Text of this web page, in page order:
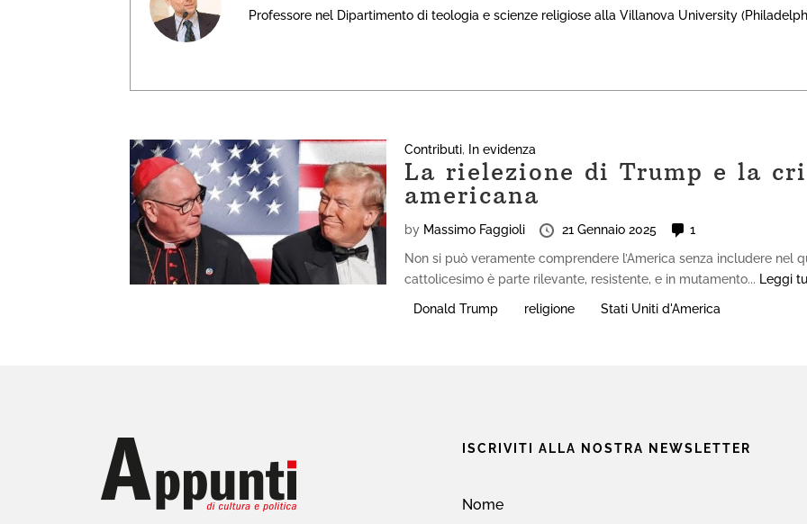
Professore nel Dipartimento di teologia e scienze religiose alla Villanova University
Contributi, In evidenza
La rielezione di Trump e la
americana
by Massimo Faggioli 21 Gennaio 2025
1
Non si può veramente comprendere l’America senza includere nel
cattolicesimo è parte rilevante, resistente, e in mutamento... Leggi
Donald Trump religione Stati Uniti d'America
ISCRIVITI ALLA NOSTRA NEWSLETTER